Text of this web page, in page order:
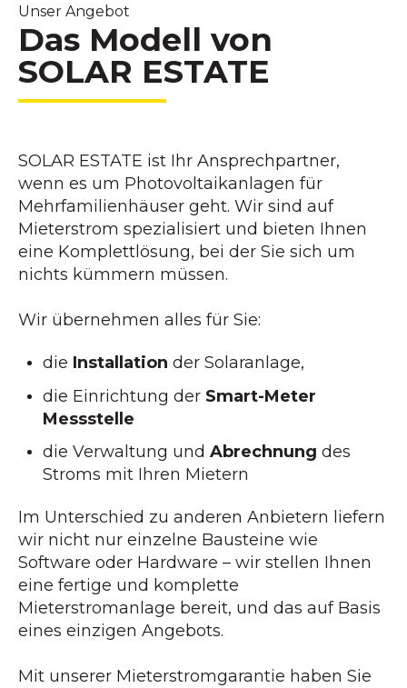
Unser Angebot
Das Modell von
SOLAR ESTATE
SOLAR ESTATE ist Ihr Ansprechpartner,
wenn es um Photovoltaikanlagen für
Mehrfamilienhäuser geht. Wir sind auf
Mieterstrom spezialisiert und bieten Ihnen
eine Komplettlösung, bei der Sie sich um
nichts kümmern müssen.
Wir übernehmen alles für Sie:
die Installationder Solaranlage,
die Einrichtung der Smart-Meter
Messstelle
die Verwaltung undAbrechnungdes
Stroms mit Ihren Mietern
Im Unterschied zu anderen Anbietern liefern
wir nicht nur einzelne Bausteine wie
Software oder Hardware – wir stellen Ihnen
eine fertige und komplette
Mieterstromanlage bereit, und das auf Basis
eines einzigen Angebots.
Mit unserer Mieterstromgarantie haben Sie